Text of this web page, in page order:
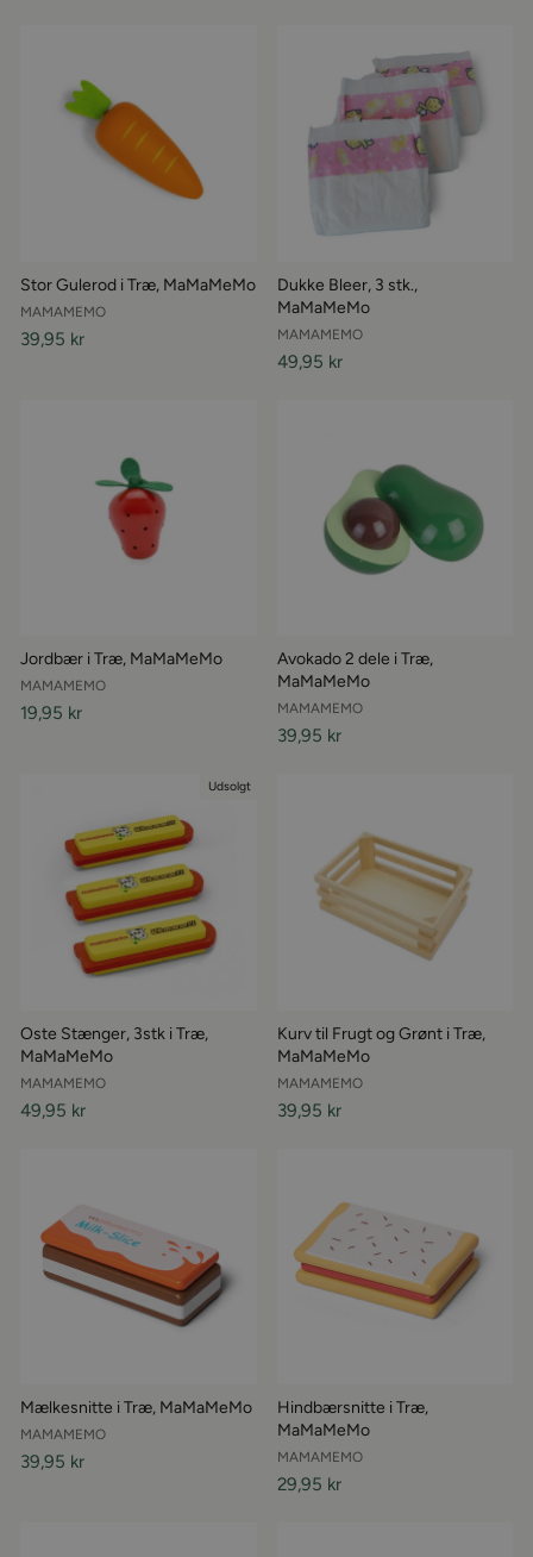
Stor Gulerod i Træ, MaMaMeMo
MAMAMEMO
39,95 kr
Dukke Bleer, 3 stk.,
MaMaMeMo
MAMAMEMO
49,95 kr
Jordbær i Træ, MaMaMeMo
MAMAMEMO
19,95 kr
Avokado 2 dele i Træ,
MaMaMeMo
MAMAMEMO
39,95 kr
Udsolgt
Oste Stænger, 3stk i Træ,
MaMaMeMo
MAMAMEMO
49,95 kr
Kurv til Frugt og Grønt i Træ,
MaMaMeMo
MAMAMEMO
39,95 kr
Mælkesnitte i Træ, MaMaMeMo
MAMAMEMO
39,95 kr
Hindbærsnitte i Træ,
MaMaMeMo
MAMAMEMO
29,95 kr